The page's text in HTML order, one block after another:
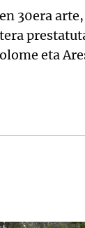
30era
eta